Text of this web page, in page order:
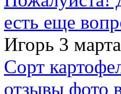
есть еще
Игорь 3
Сорт
отзывы фото